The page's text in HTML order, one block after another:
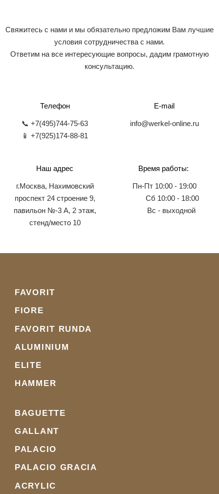
Свяжитесь с нами и мы обязательно предложим Вам лучшие
условия сотрудничества с нами.
Ответим на все интересующие вопросы, дадим грамотную
консультацию.
Телефон
📞 +7(495)744-75-63
📱 +7(925)174-88-81
E-mail
info@werkel-online.ru
Наш адрес
г.Москва, Нахимовский
проспект 24 строение 9,
павильон №-3 А, 2 этаж,
стенд/место 10
Время работы:
Пн-Пт 10:00 - 19:00
Сб 10:00 - 18:00
Вс - выходной
FAVORIT
FIORE
FAVORIT RUNDA
ALUMINIUM
ELITE
HAMMER
BAGUETTE
GALLANT
PALACIO
PALACIO GRACIA
ACRYLIC